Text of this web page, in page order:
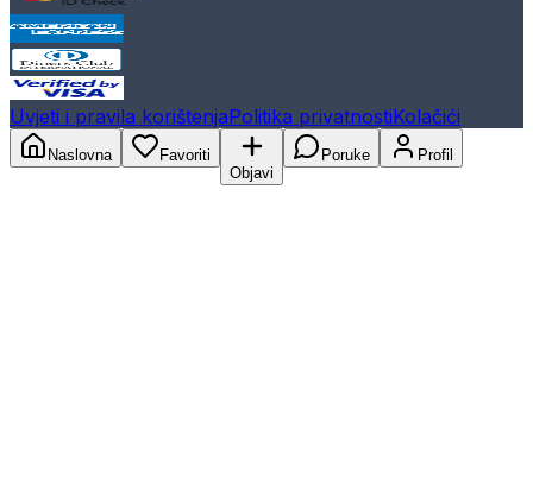
Uvjeti i pravila korištenjaPolitika privatnostiKolačići
Naslovna
Favoriti
Objavi
Poruke Profil